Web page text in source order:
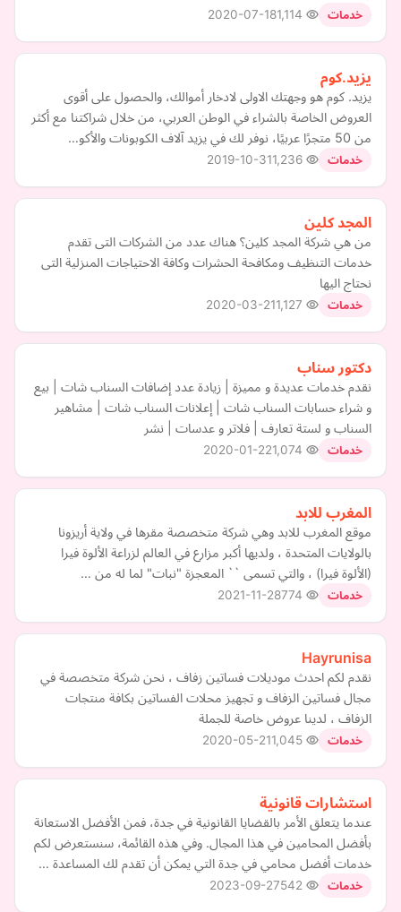
خدمات 2020-07-18
يزيد.كوم
يزيد. كوم هو وجهتك الاولى لادخار أموالك، والحصول على أقوى
العروض الخاصة بالشراء في الوطن العربي، من خلال شراكتنا مع أكثر
من 50 متجرًا عربيًا، نوفر لك في يزيد آلاف الكوبونات والأكو…
خدمات 2019-10-31
المجد كلين
من هي شركة المجد كلين؟ هناك عدد من الشركات التى تقدم
خدمات التنظيف ومكافحة الحشرات وكافة الاحتياجات المنزلية التى
نحتاج اليها
خدمات 2020-03-21
دكتور سناب
نقدم خدمات عديدة و مميزة | زيادة عدد إضافات السناب شات | بيع
و شراء حسابات السناب شات | إعلانات السناب شات | مشاهير
السناب و لستة تعارف | فلاتر و عدسات | نشر
خدمات 2020-01-22
المغرب للابد
موقع المغرب للابد وهي شركة متخصصة مقرها في ولاية أريزونا
بالولايات المتحدة ، ولديها أكبر مزارع في العالم لزراعة الألوة فيرا
(الألوة فيرا) ، والتي تسمى `` المعجزة "نبات" لما له من …
خدمات 2021-11-28
Hayrunisa
نقدم لكم احدث موديلات فساتين زفاف ، نحن شركة متخصصة في
مجال فساتين الزفاف و تجهيز محلات الفساتين بكافة منتجات
الزفاف ، لدينا عروض خاصة للجملة
خدمات 2020-05-21
استشارات قانونية
عندما يتعلق الأمر بالقضايا القانونية في جدة، فمن الأفضل الاستعانة
بأفضل المحامين في هذا المجال. وفي هذه القائمة، سنستعرض لكم
خدمات أفضل محامي في جدة التي يمكن أن تقدم لك المساعدة …
خدمات 2023-09-27